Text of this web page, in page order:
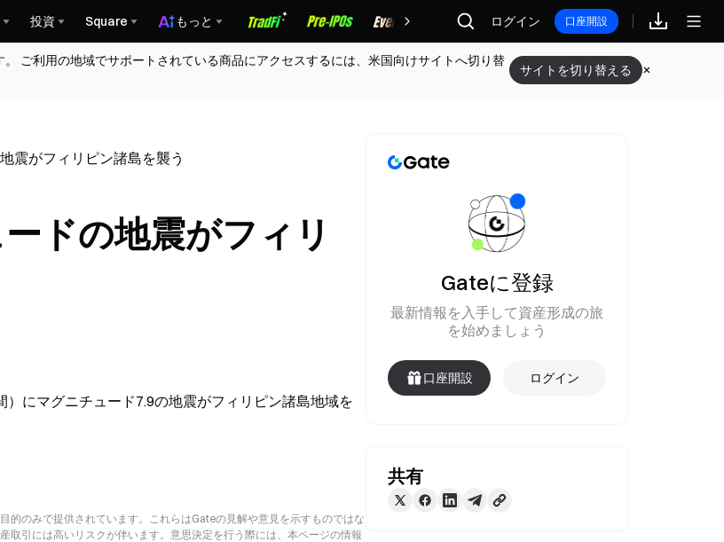
投資 Square もっと 報酬 ログイン 口座開設
ご利用の地域でサポートされている商品にアクセスするには、米国向けサイトへ切り替
サイトを切り替える
震がフィリピン諸島を襲う
ドの地震がフィリ
にマグニチュード7.9の地震がフィリピン諸島地域を
的のみで提供されています。これらはGateの見解や意見を示すものではな
取引には高いリスクが伴います。意思決定を行う際には、本ページの情報
Gateに登録
最新情報を入手して資産形成の旅
を始めましょう
口座開設 ログイン
共有